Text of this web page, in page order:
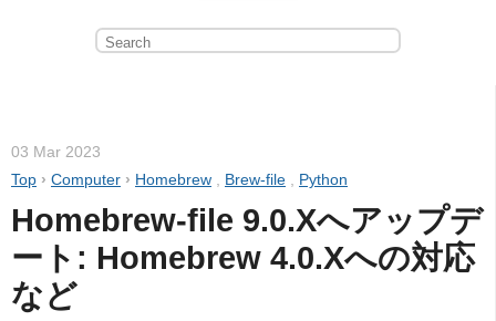
03 Mar 2023
Top › Computer › Homebrew Brew-file Python
Homebrew-file 9.0.Xへアップデ
ート: Homebrew 4.0.Xへの対応
など